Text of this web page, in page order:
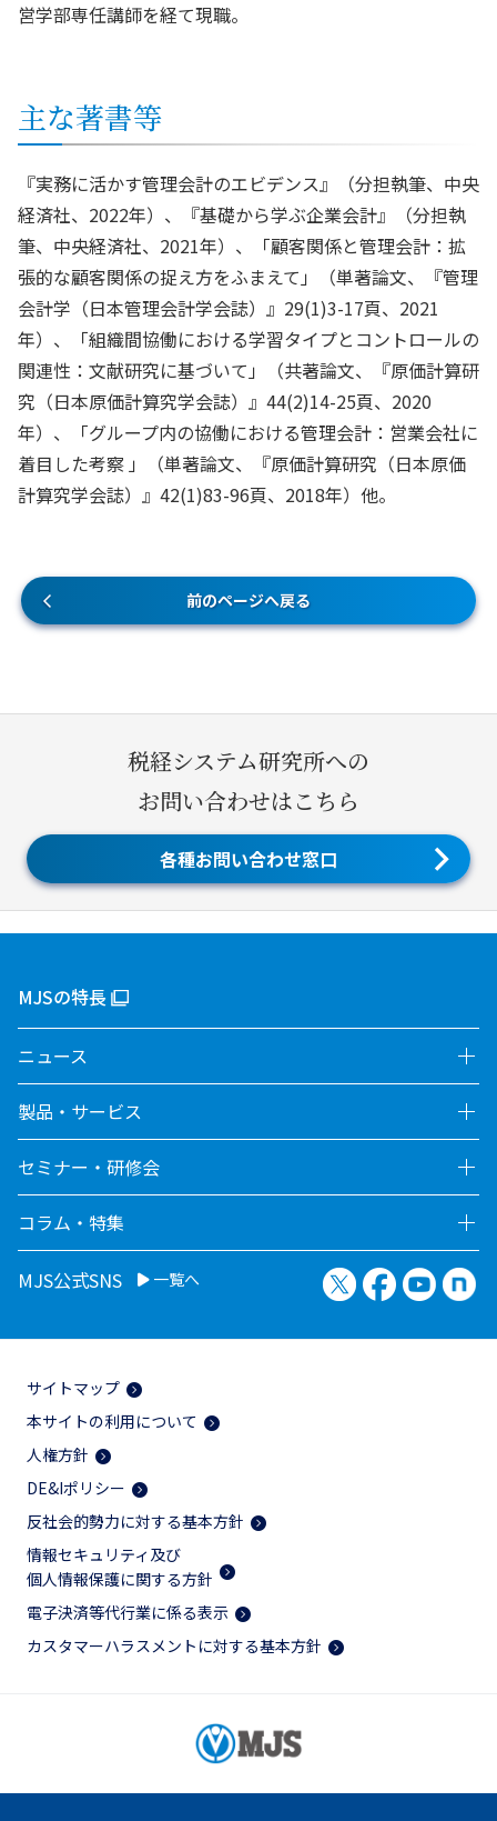
営学部専任講師を経て現職。
主な著書等
『実務に活かす管理会計のエビデンス』（分担執筆、中央
経済社、2022年）、『基礎から学ぶ企業会計』（分担執
筆、中央経済社、2021年）、「顧客関係と管理会計：拡
張的な顧客関係の捉え方をふまえて」（単著論文、『管理
会計学（日本管理会計学会誌）』29(1)3-17頁、2021
年）、「組織間協働における学習タイプとコントロールの
関連性：文献研究に基づいて」（共著論文、『原価計算研
究（日本原価計算究学会誌）』44(2)14-25頁、2020
年）、「グループ内の協働における管理会計：営業会社に
着目した考察 」（単著論文、『原価計算研究（日本原価
計算究学会誌）』42(1)83-96頁、2018年）他。
前のページへ戻る
税経システム研究所への
お問い合わせはこちら
各種お問い合わせ窓口
MJSの特長
ニュース
製品・サービス
セミナー・研修会
コラム・特集
MJS公式SNS 一覧へ X（旧Twitter）
Facebook
サイトマップ
本サイトの利用について
人権方針
DE&Iポリシー
反社会的勢力に対する基本方針
情報セキュリティ及び
個人情報保護に関する方針
電子決済等代行業に係る表示
カスタマーハラスメントに対する基本方針